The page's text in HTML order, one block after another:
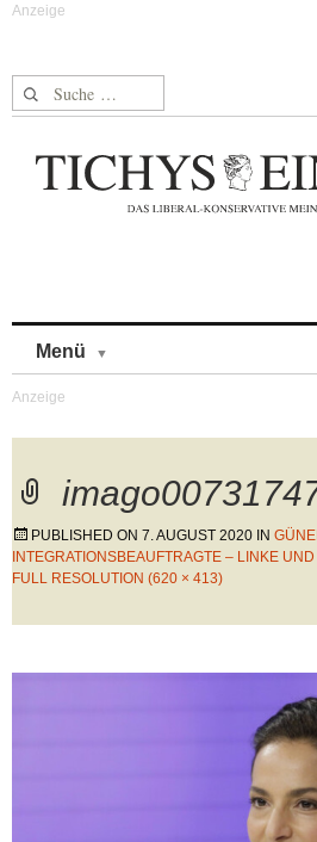
Suche nach:
Menü
PUBLISHED ON 7. AUGUST 2020 IN
INTEGRATIONSBEAUFTRAGTE – LINKE
FULL RESOLUTION (620 × 413)